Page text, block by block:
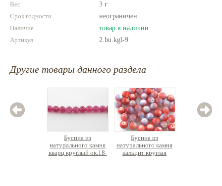
Вес
3 г
Срок годности
неограничен
Наличие
товар в наличии
Артикул
2.bu.kgl-9
Другие товары данного раздела
Бусина из
натурального камня
кварц круглый ок.18-
Бусина из
натурального камня
кальцит круглая